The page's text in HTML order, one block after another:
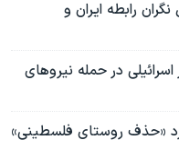
رابطه ایران و
در حمله نیروهای
«حذف روستای فلسطینی»